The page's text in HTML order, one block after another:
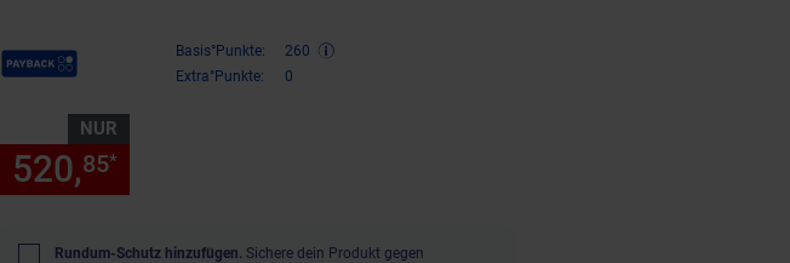
Payback Punkte Basis°Punkte:
260
Extra°Punkte:
0
NUR
520,85*
Rundum-Schutz hinzufügen. Sichere dein Produkt gegen